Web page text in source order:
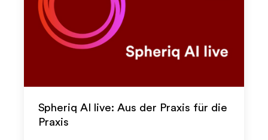
Spheriq AI live: Aus der Praxis für die
Praxis